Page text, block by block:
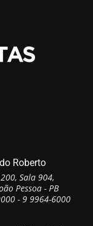
Roberto
Sala 904,
Pessoa - PB
- 9 9964-6000